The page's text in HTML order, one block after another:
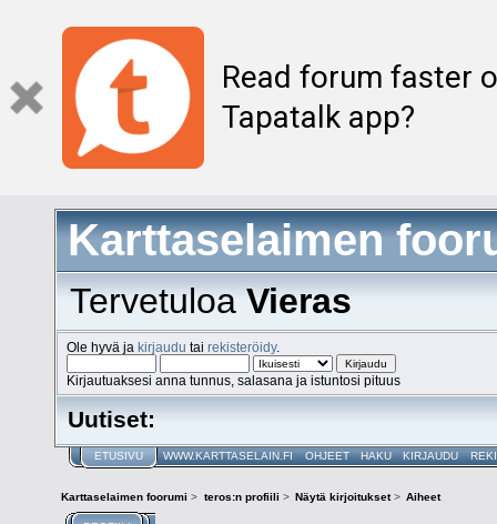
Read forum faster
Tapatalk app?
Karttaselaimen
TervetuloaVieras
Ole hyvä jakirjaudu tairekisteröidy.
Kirjautuaksesi anna tunnus, salasana ja istuntosi pituus
Uutiset:
ETUSIVU WWW.KARTTASELAIN.FI OHJEET HAKU KIRJAUDU
Karttaselaimen foorumi > teros:n profiili > Näytä kirjoitukset> Aiheet